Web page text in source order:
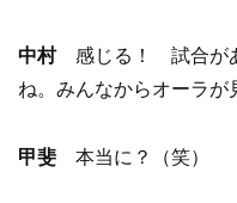
中村 感じる！ 試合が
ね。みんなからオーラが
甲斐 本当に？（笑）